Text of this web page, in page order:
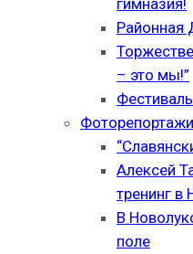
гимназия!
Районная
– это мы!”
Алексей
тренинг в
В
поле